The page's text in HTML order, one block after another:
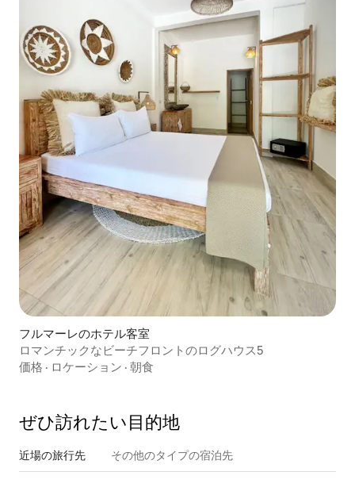
フルマーレのホテル客室
ロマンチックなビーチフロントのログハウス5
価格 · ロケーション · 朝食
ぜひ訪⁠れ⁠た⁠い目⁠的⁠地
近場の旅行先 その他のタ⁠イ⁠プ⁠の宿⁠泊⁠先